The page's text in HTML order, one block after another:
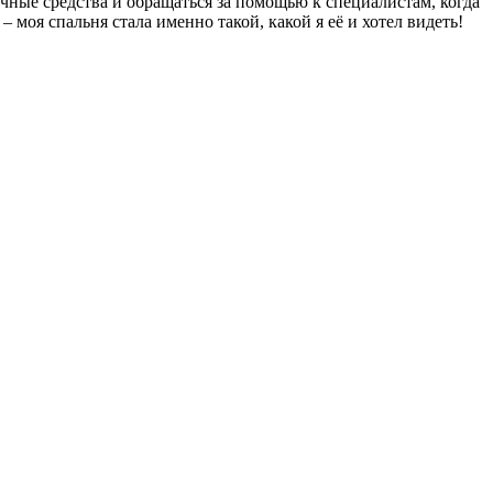
спальня стала именно такой, какой я её и хотел видеть!